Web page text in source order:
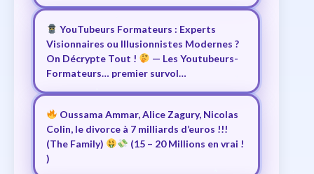
YouTubeurs Formateurs : Experts
Visionnaires ou Illusionnistes Modernes ?
On Décrypte Tout !
— Les Youtubeurs-
Formateurs… premier survol…
Oussama Ammar, Alice Zagury, Nicolas
Colin, le divorce à 7 milliards d’euros !!!
(The Family)
(15 – 20 Millions en vrai !
)